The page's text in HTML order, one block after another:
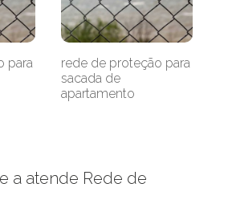
para
rede de proteção para
sacada de
apartamento
a atende Rede de